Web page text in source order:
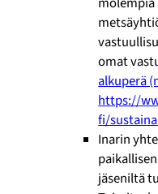
omat
alkuperä
https://
fi/
Inarin
jäseniltä